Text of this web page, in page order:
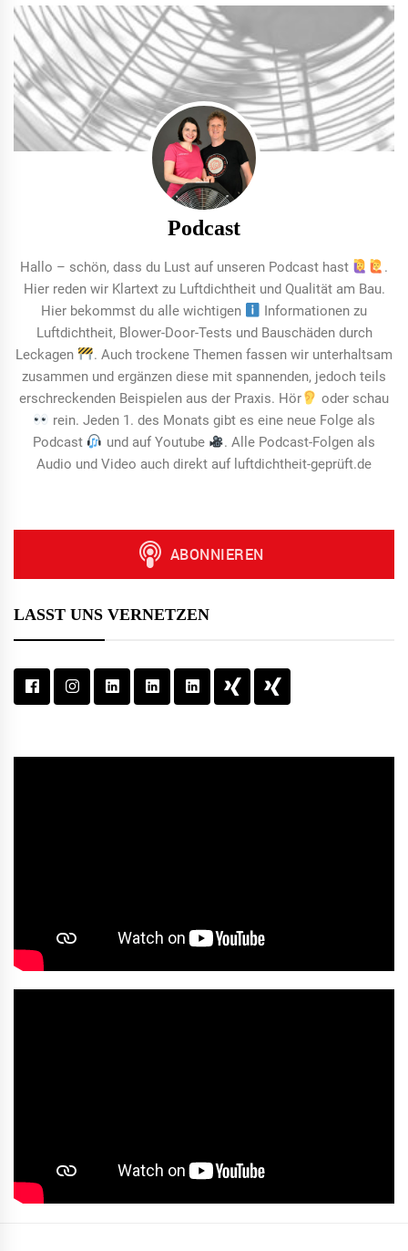
Podcast
Hallo – schön, dass du Lust auf unseren Podcast hast
.
Hier reden wir Klartext zu Luftdichtheit und Qualität am Bau.
Hier bekommst du alle wichtigen
Informationen zu
Luftdichtheit, Blower-Door-Tests und Bauschäden durch
Leckagen
. Auch trockene Themen fassen wir unterhaltsam
zusammen und ergänzen diese mit spannenden, jedoch teils
erschreckenden Beispielen aus der Praxis. Hör
oder schau
rein. Jeden 1. des Monats gibt es eine neue Folge als
Podcast
und auf Youtube
. Alle Podcast-Folgen als
Audio und Video auch direkt auf luftdichtheit-geprüft.de
LASST UNS VERNETZEN